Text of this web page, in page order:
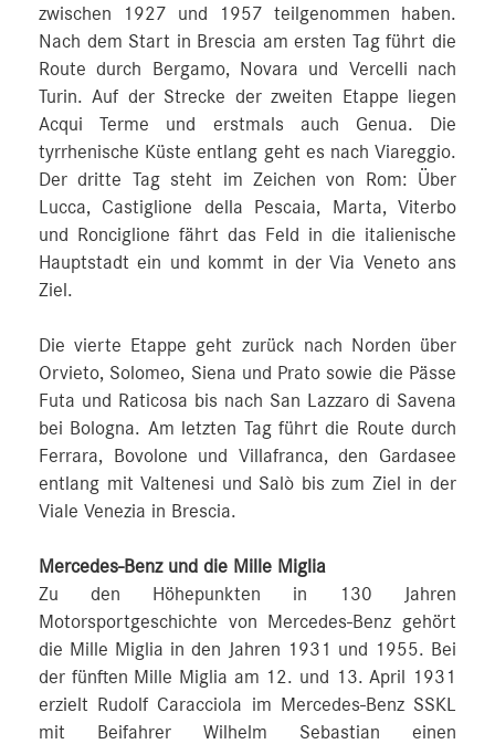
zwischen 1927 und 1957 teilgenommen haben.
Nach dem Start in Brescia am ersten Tag führt die
Route durch Bergamo, Novara und Vercelli nach
Turin. Auf der Strecke der zweiten Etappe liegen
Acqui Terme und erstmals auch Genua. Die
tyrrhenische Küste entlang geht es nach Viareggio.
Der dritte Tag steht im Zeichen von Rom: Über
Lucca, Castiglione della Pescaia, Marta, Viterbo
und Ronciglione fährt das Feld in die italienische
Hauptstadt ein und kommt in der Via Veneto ans
Ziel.
Die vierte Etappe geht zurück nach Norden über
Orvieto, Solomeo, Siena und Prato sowie die Pässe
Futa und Raticosa bis nach San Lazzaro di Savena
bei Bologna. Am letzten Tag führt die Route durch
Ferrara, Bovolone und Villafranca, den Gardasee
entlang mit Valtenesi und Salò bis zum Ziel in der
Viale Venezia in Brescia.
Mercedes-Benz und die Mille Miglia
Zu den Höhepunkten in 130 Jahren
Motorsportgeschichte von Mercedes-Benz gehört
die Mille Miglia in den Jahren 1931 und 1955. Bei
der fünften Mille Miglia am 12. und 13. April 1931
erzielt Rudolf Caracciola im Mercedes-Benz SSKL
mit Beifahrer Wilhelm Sebastian einen